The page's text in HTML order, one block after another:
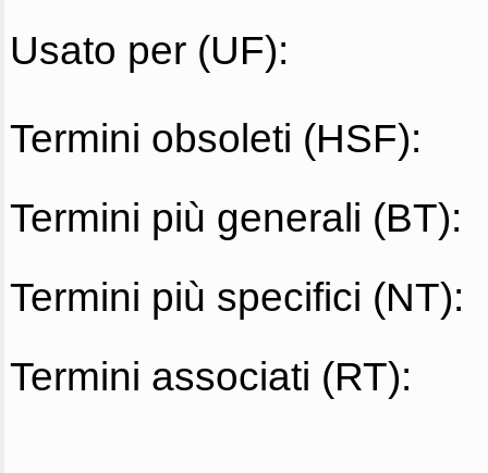
Usato per (UF):
Termini obsoleti (HSF):
Termini più generali (BT):
Termini più specifici (NT):
Termini associati (RT):